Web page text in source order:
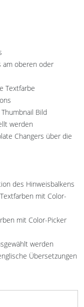
am oberen oder
Textfarbe
Bild
werden
Changers über die
des Hinweisbalkens
mit Color-
mit Color-Picker
werden
Übersetzungen